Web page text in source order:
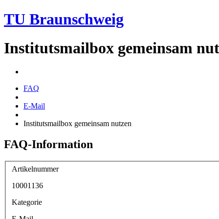
TU Braunschweig
Institutsmailbox gemeinsam
FAQ
E-Mail
Institutsmailbox gemeinsam nutzen
FAQ-Information
Artikelnummer
10001136
Kategorie